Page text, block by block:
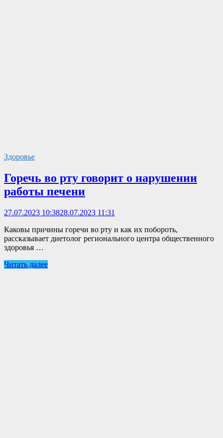
Здоровье
Горечь во рту говорит о нарушении
работы печени
27.07.2023 10:3828.07.2023 11:31
Каковы причины горечи во рту и как их побороть,
рассказывает диетолог регионального центра общественного
здоровья …
Читать далее